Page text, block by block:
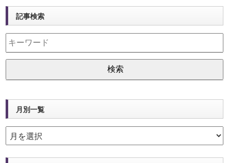
記事検索
月別一覧